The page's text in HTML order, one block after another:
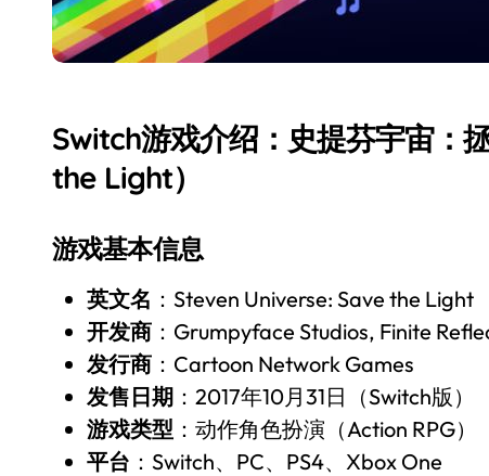
Switch游戏介绍：史提芬宇宙：
the Light）
游戏基本信息
英文名 ：Steven Universe: Save the Light
开发商 ：Grumpyface Studios, Finite
发行商 ：Cartoon Network Games
发售日期 ：2017年10月31日（Switch版）
游戏类型 ：动作角色扮演（Action RPG）
平台 ：Switch、PC、PS4、Xbox One